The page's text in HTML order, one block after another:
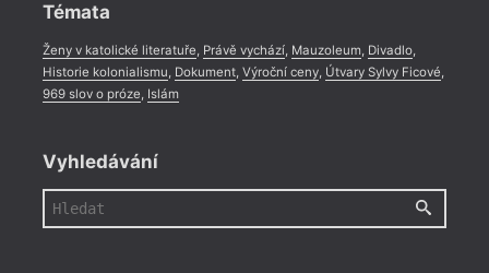
Témata
Ženy v katolické literatuře, Právě vychází, Mauzoleum, Divadlo,
Historie kolonialismu, Dokument, Výroční ceny, Útvary Sylvy Ficové,
969 slov o próze, Islám
Vyhledávání